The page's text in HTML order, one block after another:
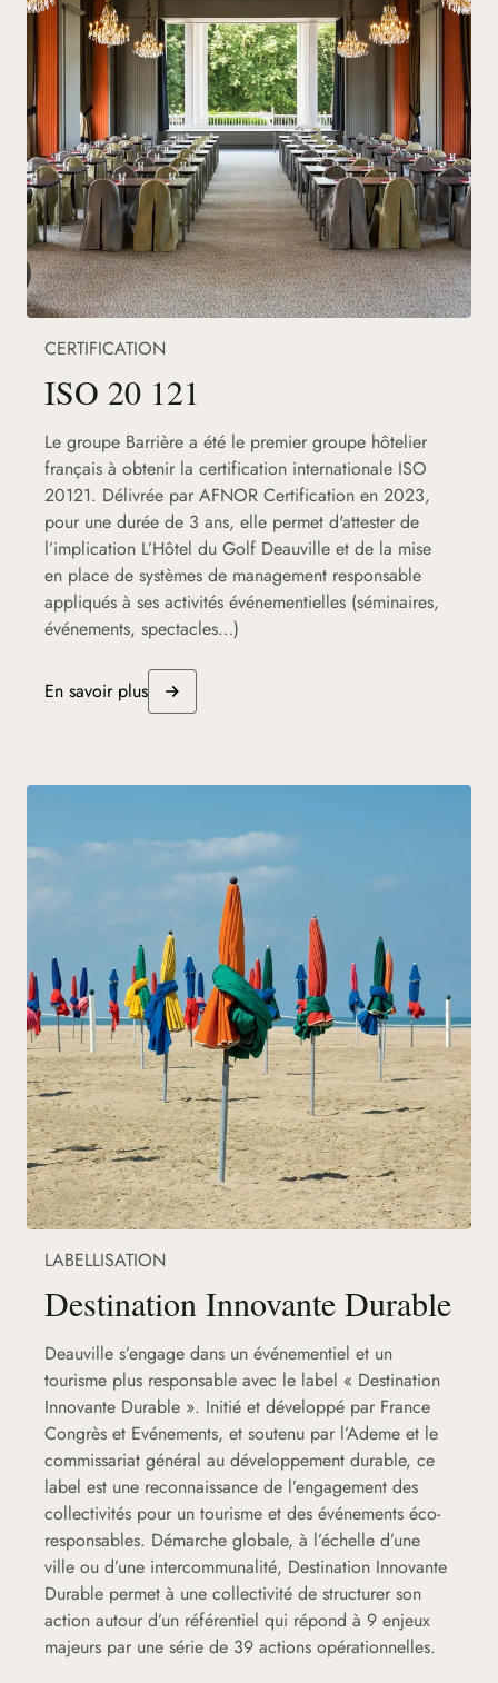
CERTIFICATION
ISO 20 121
Le groupe Barrière a été le premier groupe hôtelier
français à obtenir la certification internationale ISO
20121. Délivrée par AFNOR Certification en 2023,
pour une durée de 3 ans, elle permet d'attester de
l’implication L’Hôtel du Golf Deauville et de la mise
en place de systèmes de management responsable
appliqués à ses activités événementielles (séminaires,
événements, spectacles…)
En savoir plus
LABELLISATION
Destination Innovante Durable
Deauville s’engage dans un événementiel et un
tourisme plus responsable avec le label « Destination
Innovante Durable ». Initié et développé par France
Congrès et Evénements, et soutenu par l’Ademe et le
commissariat général au développement durable, ce
label est une reconnaissance de l’engagement des
collectivités pour un tourisme et des événements éco-
responsables. Démarche globale, à l’échelle d’une
ville ou d’une intercommunalité, Destination Innovante
Durable permet à une collectivité de structurer son
action autour d’un référentiel qui répond à 9 enjeux
majeurs par une série de 39 actions opérationnelles.